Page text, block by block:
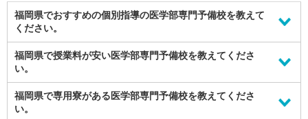
福岡県でおすすめの個別指導の医学部専門予備校を教えて
ください。
福岡県では、下記のような個別指導の医学部専門予備校がおすすめで
す。
九州医進ゼミ
福岡県で授業料が安い医学部専門予備校を教えてくださ
い。
福岡県では、下記のような授業料が安い医学部専門予備校がおすすめ
です。
福岡県で専用寮がある医学部専門予備校を教えてくださ
い。